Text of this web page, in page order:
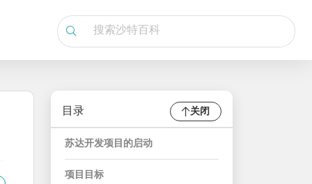
目录 关闭
苏达开发项目的启动
项目目标